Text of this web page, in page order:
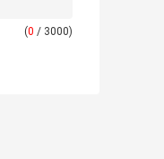
(0 / 3000)